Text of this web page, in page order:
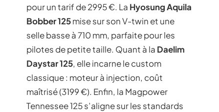
pour un tarif de 2995 €. La Hyosung Aquila
Bobber 125mise sur son V-twin et une
selle basse à 710 mm, parfaite pour les
pilotes de petite taille. Quant à la Daelim
Daystar 125, elle incarne le custom
classique : moteur à injection, coût
maîtrisé (3199 €). Enfin, la Magpower
Tennessee 125 s’aligne sur les standards